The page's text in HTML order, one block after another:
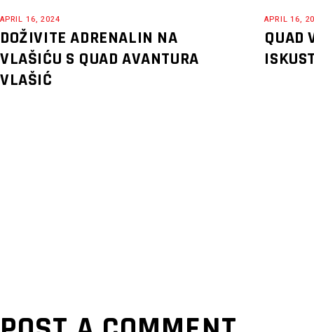
APRIL 16, 2024
DOŽIVITE ADRENALIN NA
VLAŠIĆU S QUAD AVANTURA
VLAŠIĆ
APRIL 16,
QUAD